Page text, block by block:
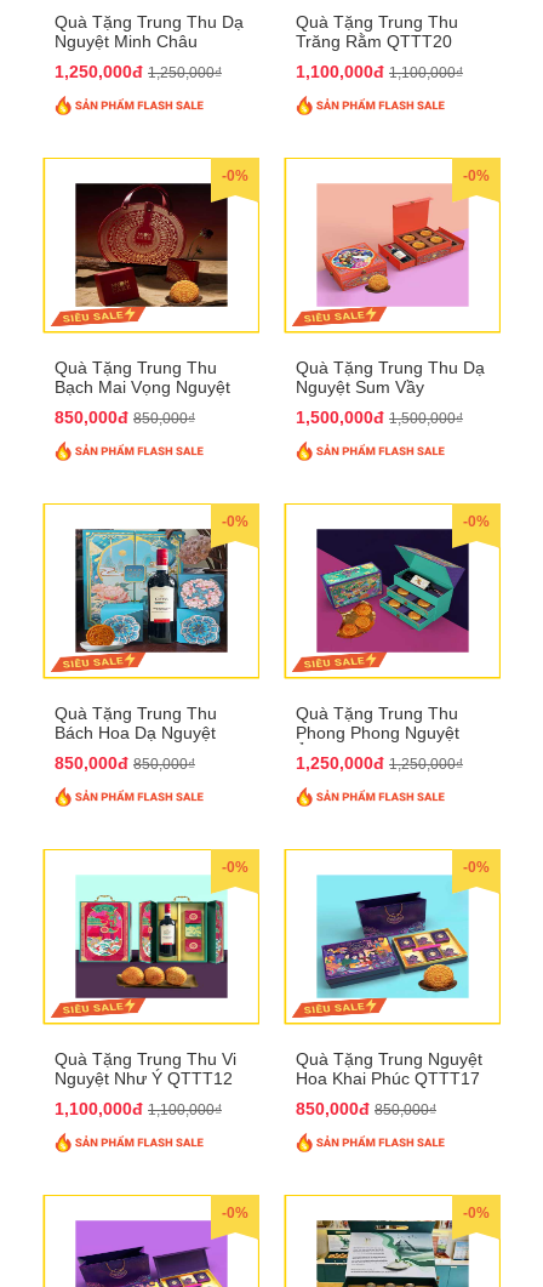
Quà Tặng Trung Thu Dạ
Nguyệt Minh Châu
1,250,000đ 1,250,000₫
Quà Tặng Trung Thu
Trăng Rằm QTTT20
1,100,000đ 1,100,000₫
-0%
Quà Tặng Trung Thu
Bạch Mai Vọng Nguyệt
850,000đ 850,000₫
-0%
Quà Tặng Trung Thu Dạ
Nguyệt Sum Vầy
1,500,000đ 1,500,000₫
-0%
Quà Tặng Trung Thu
Bách Hoa Dạ Nguyệt
850,000đ 850,000₫
-0%
Quà Tặng Trung Thu
Phong Phong Nguyệt
1,250,000đ 1,250,000₫
-0%
Quà Tặng Trung Thu Vi
Nguyệt Như Ý QTTT12
1,100,000đ 1,100,000₫
-0%
Quà Tặng Trung Nguyệt
Hoa Khai Phúc QTTT17
850,000đ 850,000₫
-0% -0%